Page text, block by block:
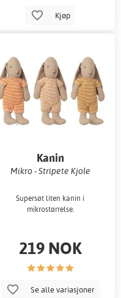
Kjøp
Kanin
Mikro - Stripete Kjole
Supersøt liten kanin i
mikrostørrelse.
219 NOK
Se alle variasjoner